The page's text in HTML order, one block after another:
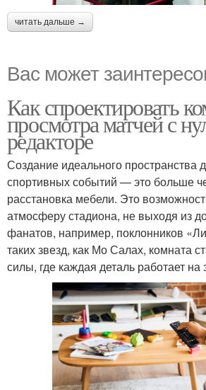
читать дальше →
Вас может
Как спроектировать
просмотра матчей с
редакторе
Создание идеального пространства
спортивных событий — это больше
расстановка мебели. Это
атмосферу стадиона, не выходя из
фанатов, например, поклонников
таких звезд, как Мо Салах, комната
силы, где каждая деталь работает на